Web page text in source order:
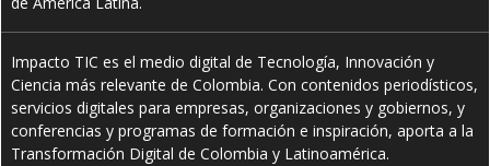
Impacto TIC es el medio digital de Tecnología, Innovación y
Ciencia más relevante de Colombia. Con contenidos periodísticos,
servicios digitales para empresas, organizaciones y gobiernos, y
conferencias y programas de formación e inspiración, aporta a la
Transformación Digital de Colombia y Latinoamérica.